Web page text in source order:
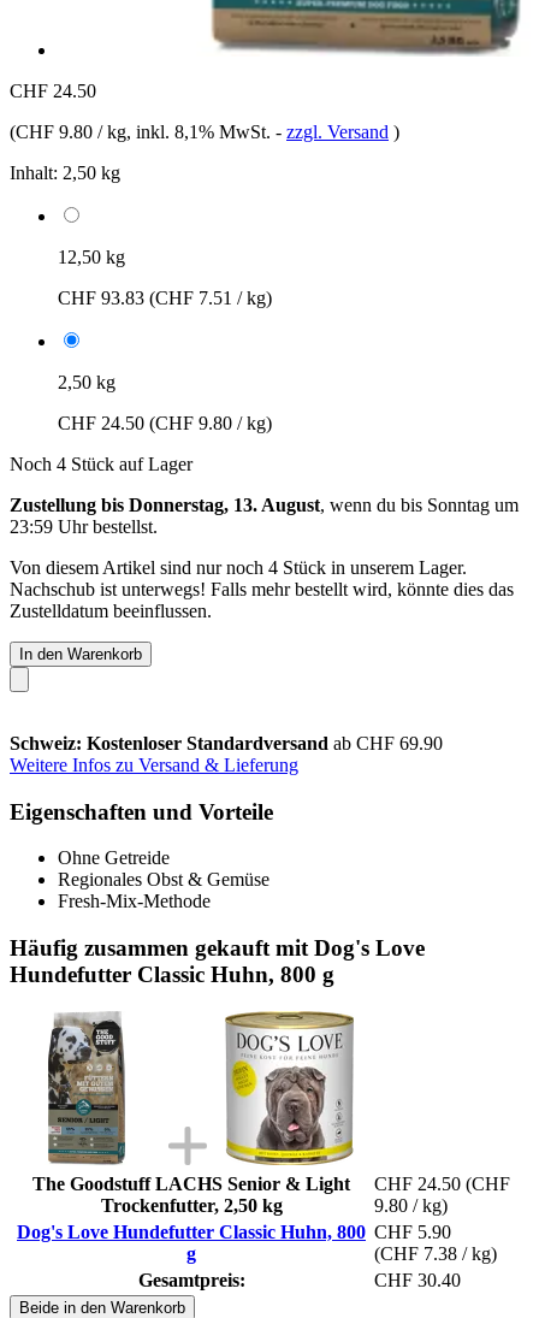
CHF 24.50
(CHF 9.80 / kg, inkl. 8,1% MwSt. - zzgl. Versand )
Inhalt: 2,50 kg
12,50 kg
CHF 93.83 (CHF 7.51 / kg)
2,50 kg
CHF 24.50 (CHF 9.80 / kg)
Noch 4 Stück auf Lager
Zustellung bis Donnerstag, 13. August, wenn du bis Sonntag um
23:59 Uhrbestellst.
Von diesem Artikel sind nur noch 4 Stück in unserem Lager.
Nachschub ist unterwegs! Falls mehr bestellt wird, könnte dies das
Zustelldatum beeinflussen.
In den Warenkorb
Schweiz: Kostenloser Standardversand ab CHF 69.90
Weitere Infos zu Versand & Lieferung
Eigenschaften und Vorteile
Ohne Getreide
Regionales Obst & Gemüse
Fresh-Mix-Methode
Häufig zusammen gekauft mit Dog's Love
Hundefutter Classic Huhn, 800 g
The Goodstuff LACHS Senior & Light
Trockenfutter, 2,50 kg
CHF 24.50 (CHF
9.80 / kg)
Dog's Love Hundefutter Classic Huhn, 800
g
CHF 5.90
(CHF 7.38 / kg)
Gesamtpreis:
CHF 30.40
Beide in den Warenkorb